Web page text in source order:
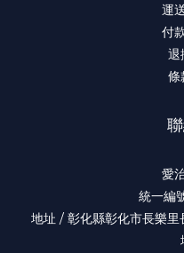
運
付
退
條
愛
統一編
地址 / 彰化縣彰化市長樂